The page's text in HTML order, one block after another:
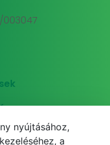
003047
nyújtásához,
a